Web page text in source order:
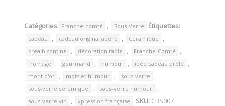
Catégories Franche-comté , Sous-Verre Étiquettes:
cadeau , cadeau original apéro , Céramique ,
crea bisontine , décoration table , Franche-Comté ,
fromage , gourmand , humour , idée cadeau drôle ,
mont d'or , mots et humour , sous-verre ,
sous-verre céramique , sous-verre humour ,
sous-verre vin , xpression française SKU: CBS007